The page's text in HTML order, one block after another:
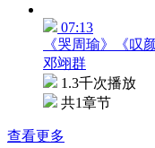
07:13
《哭周瑜》《叹
邓翊群
1.3千次播放
共1章节
查看更多